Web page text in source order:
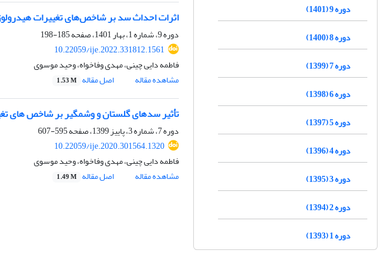
اثرات احداث سد بر شاخص‌های تغییرات
دوره 9، شماره 1، بهار 1401، صفحه
185-198
10.22059/ije.2022.331812.1561
فاطمه دایی چینی، مهدی وفاخواه، وحید موسوی
مشاهده مقاله
اصل مقاله 1.53 M
تأثیر سدهای گلستان و وشمگیر بر شاخص‏ های
دوره 7، شماره 3، پاییز 1399، صفحه
595-607
10.22059/ije.2020.301564.1320
فاطمه دایی چینی، مهدی وفاخواه، وحید موسوی
مشاهده مقاله
اصل مقاله 1.49 M
دوره 9 (1401)
دوره 8 (1400)
دوره 7 (1399)
دوره 6 (1398)
دوره 5 (1397)
دوره 4 (1396)
دوره 3 (1395)
دوره 2 (1394)
دوره 1 (1393)